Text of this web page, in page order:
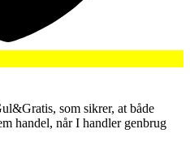
som sikrer, at både
handel, når I handler genbrug